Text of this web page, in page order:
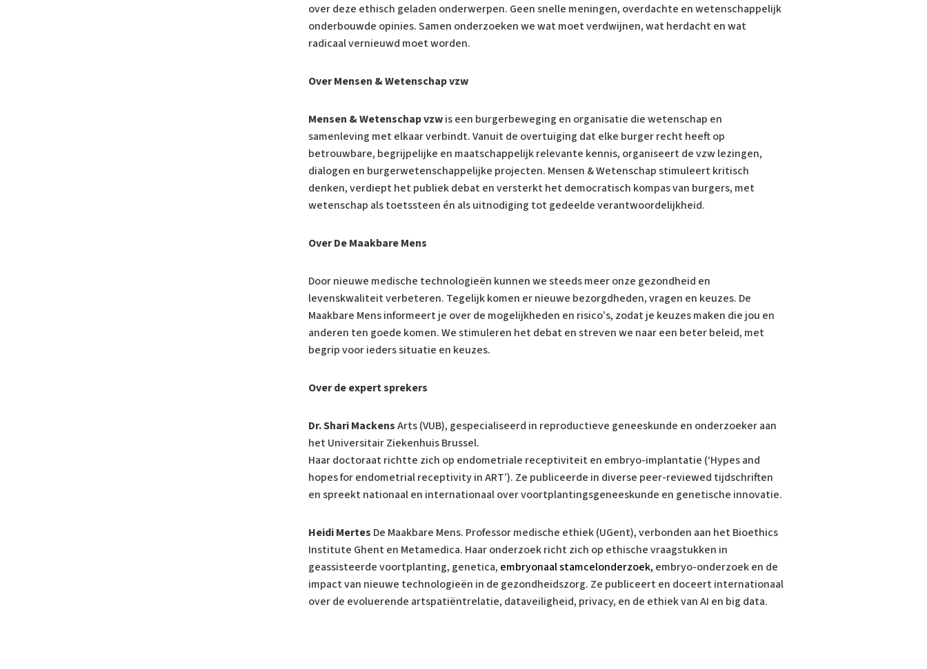
over deze ethisch geladen onderwerpen. Geen snelle meningen, overdachte en wetenschappelijk
onderbouwde opinies. Samen onderzoeken we wat moet verdwijnen, wat herdacht en wat
radicaal vernieuwd moet worden.
Over Mensen & Wetenschap vzw
Mensen & Wetenschap vzwis een burgerbeweging en organisatie die wetenschap en
samenleving met elkaar verbindt. Vanuit de overtuiging dat elke burger recht heeft op
betrouwbare, begrijpelijke en maatschappelijk relevante kennis, organiseert de vzw lezingen,
dialogen en burgerwetenschappelijke projecten. Mensen & Wetenschap stimuleert kritisch
denken, verdiept het publiek debat en versterkt het democratisch kompas van burgers, met
wetenschap als toetssteen én als uitnodiging tot gedeelde verantwoordelijkheid.
Over De Maakbare Mens
Door nieuwe medische technologieën kunnen we steeds meer onze gezondheid en
levenskwaliteit verbeteren. Tegelijk komen er nieuwe bezorgdheden, vragen en keuzes. De
Maakbare Mens informeert je over de mogelijkheden en risico’s, zodat je keuzes maken die jou en
anderen ten goede komen. We stimuleren het debat en streven we naar een beter beleid, met
begrip voor ieders situatie en keuzes.
Over de expert sprekers
Dr. Shari MackensArts (VUB), gespecialiseerd in reproductieve geneeskunde en onderzoeker aan
het Universitair Ziekenhuis Brussel.
Haar doctoraat richtte zich op endometriale receptiviteit en embryo-implantatie (‘Hypes and
hopes for endometrial receptivity in ART’). Ze publiceerde in diverse peer-reviewed tijdschriften
en spreekt nationaal en internationaal over voortplantingsgeneeskunde en genetische innovatie.
Heidi Mertes De Maakbare Mens. Professor medische ethiek (UGent), verbonden aan het Bioethics
Institute Ghent en Metamedica. Haar onderzoek richt zich op ethische vraagstukken in
geassisteerde voortplanting, genetica, embryonaal stamcelonderzoek, embryo-onderzoek en de
impact van nieuwe technologieën in de gezondheidszorg. Ze publiceert en doceert internationaal
over de evoluerende artspatiëntrelatie, dataveiligheid, privacy, en de ethiek van AI en big data.